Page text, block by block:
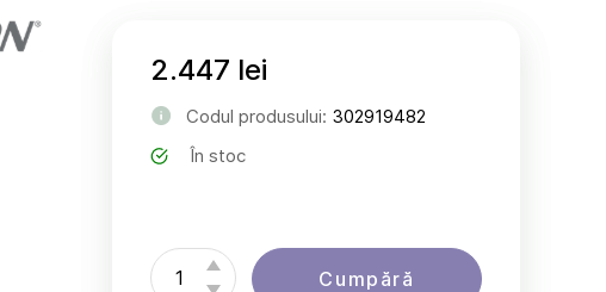
2.447 lei
Codul produsului: 302919482
În stoc
Cumpără